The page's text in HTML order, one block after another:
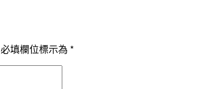
必填欄位標示為 *